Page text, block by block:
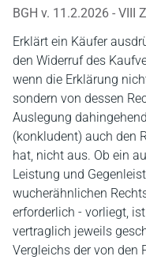
BGH v. 11.2.2026 - VIII
Erklärt ein Käufer
den Widerruf des
wenn die Erklärung
sondern von dessen
Auslegung
(konkludent) auch den
hat, nicht aus. Ob ein
Leistung und
wucherähnlichen
erforderlich - vorliegt,
vertraglich jeweils
Vergleichs der von den